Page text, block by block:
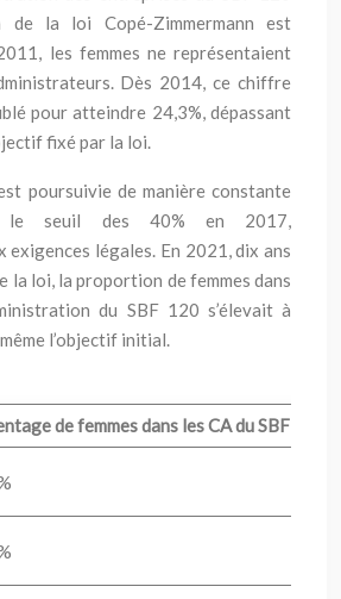
de la loi Copé-Zimmermann est
les femmes ne représentaient
Dès 2014, ce chiffre
pour atteindre 24,3%, dépassant
fixé par la loi.
poursuivie de manière constante
le seuil des 40% en 2017,
exigences légales. En 2021, dix ans
la loi, la proportion de femmes dans
du SBF 120 s’élevait à
l’objectif initial.
de femmes dans les CA du SBF 120